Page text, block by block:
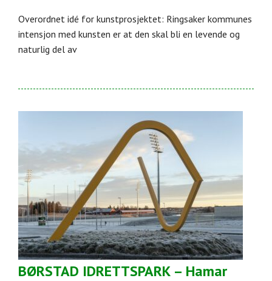
Overordnet idé for kunstprosjektet: Ringsaker kommunes
intensjon med kunsten er at den skal bli en levende og
naturlig del av
BØRSTAD IDRETTSPARK – Hamar